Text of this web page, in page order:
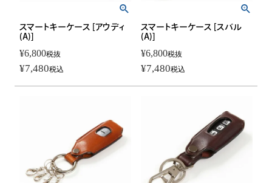
スマートキーケース [アウディ
(A)]
¥6,800税抜
¥7,480税込
スマートキーケース [スバル
(A)]
¥6,800税抜
¥7,480税込